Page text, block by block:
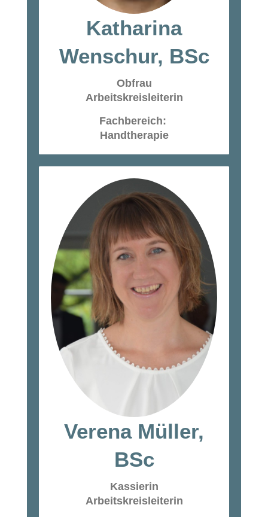
Katharina
Wenschur, BSc
Obfrau
Arbeitskreisleiterin
Fachbereich:
Handtherapie
Verena Müller,
BSc
Kassierin
Arbeitskreisleiterin